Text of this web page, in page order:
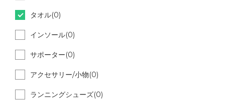
タオル(0)
インソール(0)
サポーター(0)
アクセサリー/小物(0)
ランニングシューズ(0)